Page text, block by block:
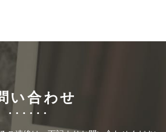
い合わせ